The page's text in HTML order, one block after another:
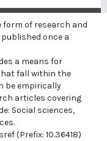
form of research and
once a
a means for
fall within the
be empirically
articles covering
Social sciences,
(Prefix: 10.36418)